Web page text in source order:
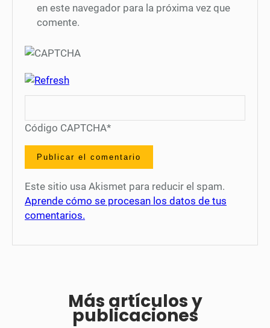
en este navegador para la próxima vez que
comente.
Código CAPTCHA*
Este sitio usa Akismet para reducir el spam.
Aprende cómo se procesan los datos de tus
comentarios.
Más artículos y
publicaciones